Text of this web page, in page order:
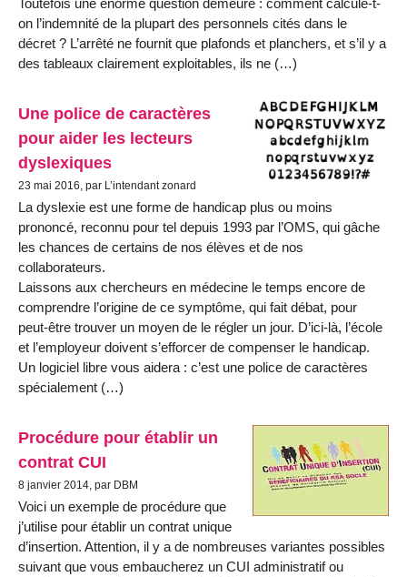
on l’indemnité de la plupart des personnels cités dans le
décret ? L’arrêté ne fournit que plafonds et planchers, et s’il y a
des tableaux clairement exploitables, ils ne (…)
Une police de caractères
pour aider les lecteurs
dyslexiques
23 mai 2016, par L’intendant zonard
La dyslexie est une forme de handicap plus ou moins
prononcé, reconnu pour tel depuis 1993 par l’OMS, qui gâche
les chances de certains de nos élèves et de nos
collaborateurs.
Laissons aux chercheurs en médecine le temps encore de
comprendre l’origine de ce symptôme, qui fait débat, pour
peut-être trouver un moyen de le régler un jour. D’ici-là, l’école
et l’employeur doivent s’efforcer de compenser le handicap.
Un logiciel libre vous aidera : c’est une police de caractères
spécialement (…)
Procédure pour établir un
contrat CUI
8 janvier 2014, par DBM
Voici un exemple de procédure que
j’utilise pour établir un contrat unique
d’insertion. Attention, il y a de nombreuses variantes possibles
suivant que vous embaucherez un CUI administratif ou